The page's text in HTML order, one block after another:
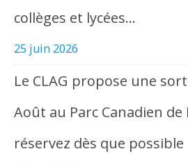
collèges et lycées…
25 juin 2026
Le CLAG propose une
Août au Parc Canadien
réservez dès que possible